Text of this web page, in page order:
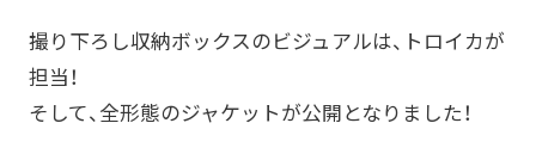
撮り下ろし収納ボックスのビジュアルは、トロイカが
担当！
そして、全形態のジャケットが公開となりました！